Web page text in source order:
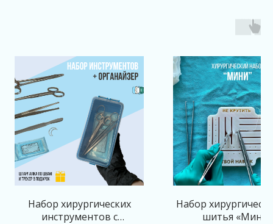
Набор хирургических
инструментов с
Набор
шитья «Мини»